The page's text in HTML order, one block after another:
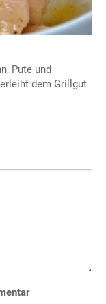
Pute und
dem Grillgut